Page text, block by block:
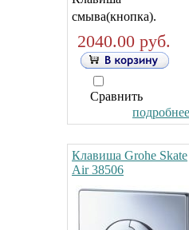
смыва(кнопка).
2040.00 руб.
Сравнить
Клавиша Grohe Skate
Air 38506